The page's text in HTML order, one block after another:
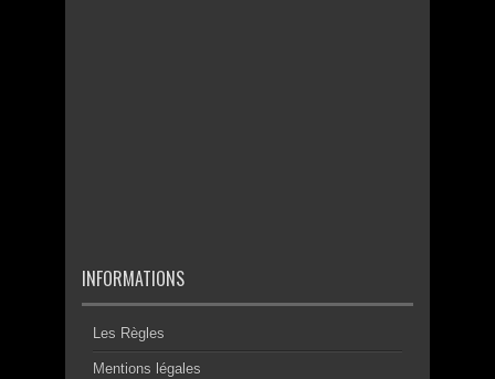
INFORMATIONS
Les Règles
Mentions légales